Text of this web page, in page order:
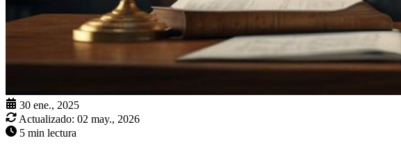
30 ene., 2025
Actualizado: 02 may., 2026
5 min lectura